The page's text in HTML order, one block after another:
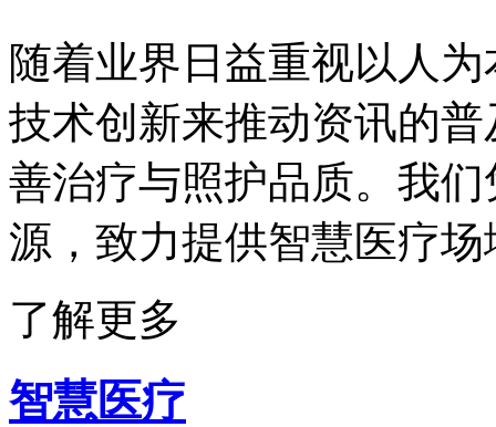
随着业界日益重视以人
技术创新来推动资讯的
善治疗与照护品质。我
源，致力提供智慧医疗
了解更多
智慧医疗